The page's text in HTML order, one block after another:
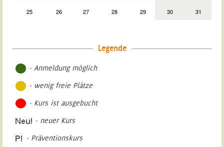
25 26 27 28 29 30 31
Legende
- Anmeldung möglich
- wenig freie Plätze
- Kurs ist ausgebucht
- neuer Kurs
- Präventionskurs